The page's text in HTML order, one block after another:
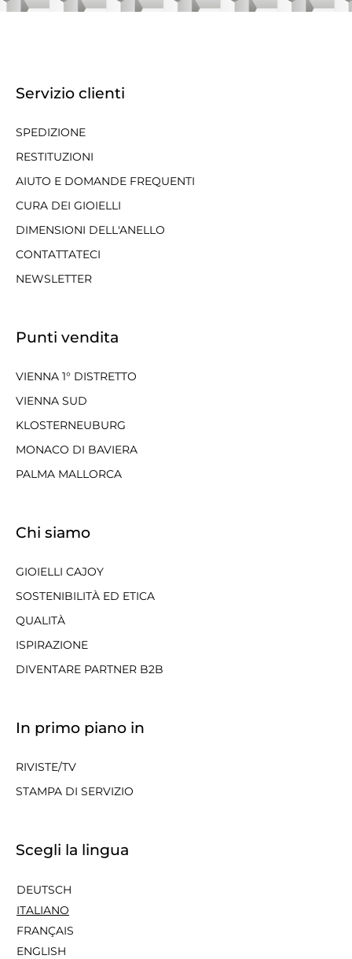
Servizio clienti
SPEDIZIONE
RESTITUZIONI
AIUTO E DOMANDE FREQUENTI
CURA DEI GIOIELLI
DIMENSIONI DELL'ANELLO
CONTATTATECI
NEWSLETTER
Punti vendita
VIENNA 1° DISTRETTO
VIENNA SUD
KLOSTERNEUBURG
MONACO DI BAVIERA
PALMA MALLORCA
Chi siamo
GIOIELLI CAJOY
SOSTENIBILITÀ ED ETICA
QUALITÀ
ISPIRAZIONE
DIVENTARE PARTNER B2B
In primo piano in
RIVISTE/TV
STAMPA DI SERVIZIO
Scegli la lingua
DEUTSCH
ITALIANO
FRANÇAIS
ENGLISH